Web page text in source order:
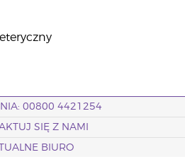
00800 4421254
SIĘ Z NAMI
BIURO